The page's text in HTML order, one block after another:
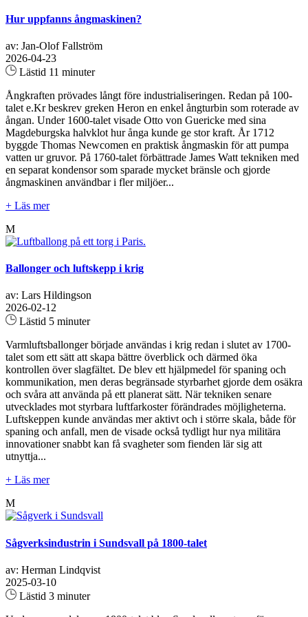
Hur uppfanns ångmaskinen?
av: Jan-Olof Fallström
2026-04-23
Lästid 11 minuter
Ångkraften prövades långt före industrialiseringen. Redan på 100-
talet e.Kr beskrev greken Heron en enkel ångturbin som roterade av
ångan. Under 1600-talet visade Otto von Guericke med sina
Magdeburgska halvklot hur ånga kunde ge stor kraft. År 1712
byggde Thomas Newcomen en praktisk ångmaskin för att pumpa
vatten ur gruvor. På 1760-talet förbättrade James Watt tekniken med
en separat kondensor som sparade mycket bränsle och gjorde
ångmaskinen användbar i fler miljöer...
+ Läs mer
M
Ballonger och luftskepp i krig
av: Lars Hildingson
2026-02-12
Lästid 5 minuter
Varmluftsballonger började användas i krig redan i slutet av 1700-
talet som ett sätt att skapa bättre överblick och därmed öka
kontrollen över slagfältet. De blev ett hjälpmedel för spaning och
kommunikation, men deras begränsade styrbarhet gjorde dem osäkra
och svåra att använda på ett planerat sätt. När tekniken senare
utvecklades mot styrbara luftfarkoster förändrades möjligheterna.
Luftskeppen kunde användas mer aktivt och i större skala, både för
spaning och anfall, men de visade också tydligt hur nya militära
innovationer snabbt kan få svagheter som fienden lär sig att
utnyttja...
+ Läs mer
M
Sågverksindustrin i Sundsvall på 1800-talet
av: Herman Lindqvist
2025-03-10
Lästid 3 minuter